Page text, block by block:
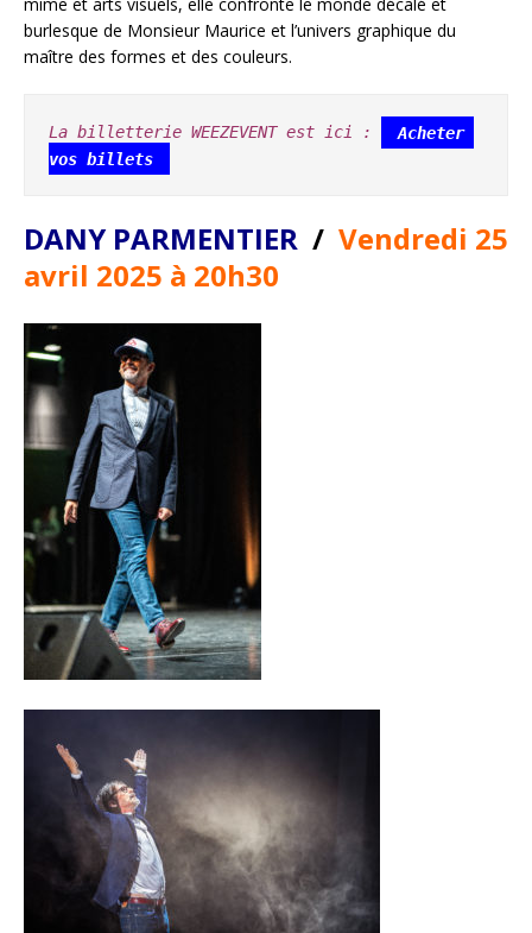
burlesque de Monsieur Maurice et l’univers graphique du
maître des formes et des couleurs.
La billetterie WEEZEVENT est ici :
Acheter
vos billets
DANY PARMENTIER / Vendredi 25
avril 2025 à 20h30